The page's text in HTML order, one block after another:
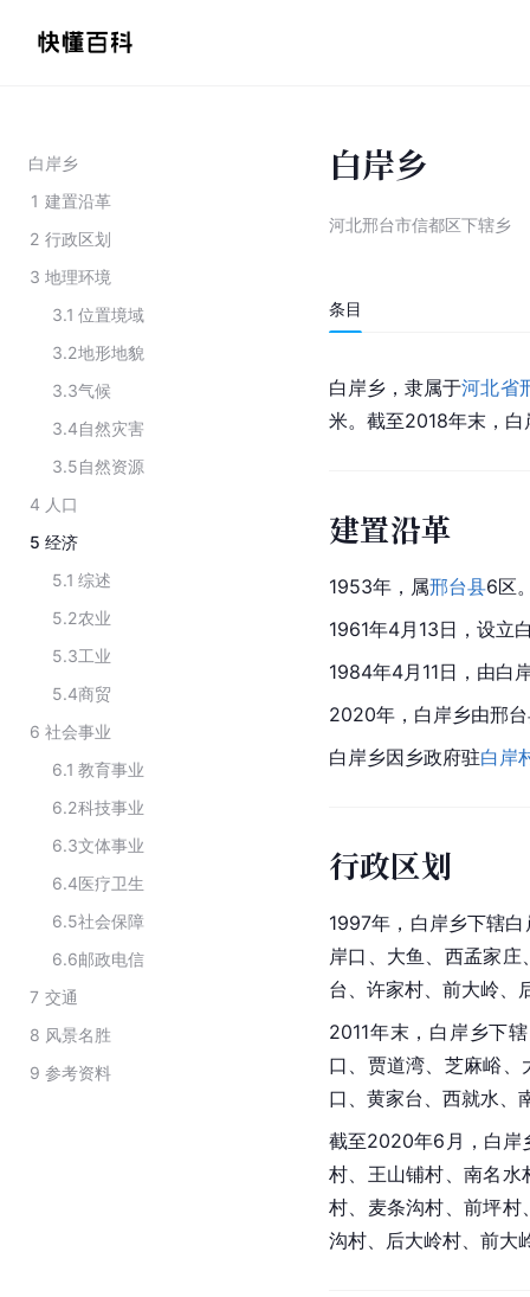
白岸乡
1 建置沿革
2 行政区划
3 地理环境
3.1 位置境域
3.2地形地貌
3.3气候
3.4自然灾害
3.5自然资源
4 人口
5 经济
5.1 综述
5.2农业
5.3工业
5.4商贸
6 社会事业
6.1 教育事业
6.2科技事业
6.3文体事业
6.4医疗卫生
6.5社会保障
6.6邮政电信
7 交通
8 风景名胜
9 参考资料
白岸乡
河北邢台市信都区下辖乡
条目
白岸乡，隶属于河北省
米。截至2018年末，
建置沿革
1953年，属邢台县6区
1961年4月13日，设立
1984年4月11日，由白
2020年，白岸乡由邢
白岸乡因乡政府驻白岸
行政区划
1997年，白岸乡下辖
岸口、大鱼、西孟家
台、许家村、前大岭、
2011年末，白岸乡下
口、贾道湾、芝麻峪
口、黄家台、西就水、
截至2020年6月，白岸
村、王山铺村、南名水
村、麦条沟村、前坪村
沟村、后大岭村、前大